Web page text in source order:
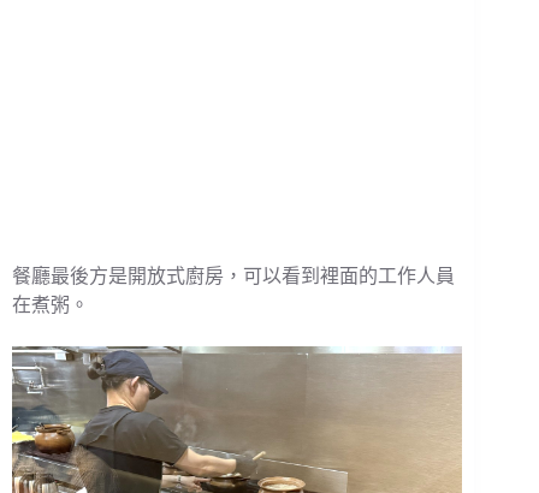
餐廳最後方是開放式廚房，可以看到裡面的工作人員
在煮粥。